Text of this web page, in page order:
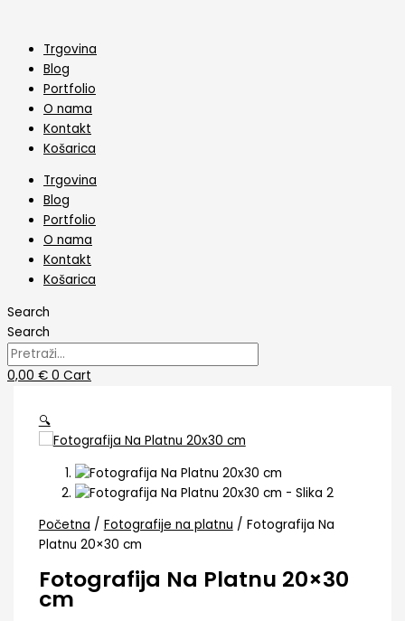
contentTrgovina
Blog
Portfolio
O nama
Kontakt
Košarica
Trgovina
Blog
Portfolio
O nama
Kontakt
Košarica
Search
Search
0,00 € 0 Cart
🔍
Početna / Fotografije na platnu / Fotografija Na
Platnu 20×30 cm
Fotografija Na Platnu 20×30
cm
Platnu
20x30
cm
količina